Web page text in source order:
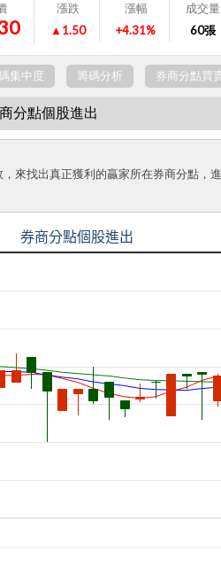
漲跌
▲1.50
漲幅
+4.31%
成交量
60張
集中度 籌碼分析 券商分點買
分點個股進出
來找出真正獲利的贏家所在券商分點，
券商分點個股進出